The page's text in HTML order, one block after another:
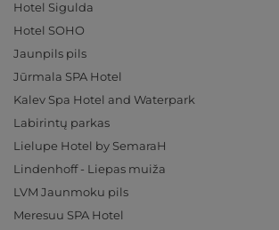
Hotel Sigulda
Hotel SOHO
Jaunpils pils
Jūrmala SPA Hotel
Kalev Spa Hotel and Waterpark
Labirintų parkas
Lielupe Hotel by SemaraH
Lindenhoff - Liepas muiža
LVM Jaunmoku pils
Meresuu SPA Hotel